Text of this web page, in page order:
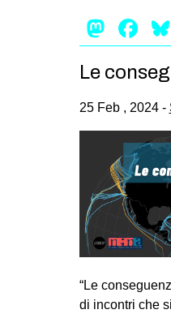
Le
25 Feb , 2024 -
“Le
di incontri che